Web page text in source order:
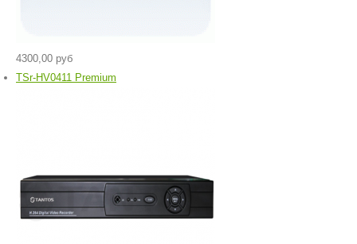
4300,00 руб
TSr-HV0411 Premium